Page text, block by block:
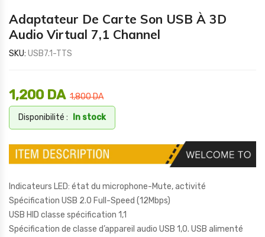
Adaptateur De Carte Son USB À 3D
Audio Virtual 7,1 Channel
SKU: USB7.1-TTS
1,800DA
1,200 DA
Disponibilité : In stock
Indicateurs LED: état du microphone-Mute, activité
Spécification USB 2.0 Full-Speed (12Mbps)
USB HID classe spécification 1,1
Spécification de classe d’appareil audio USB 1,0. USB alimenté